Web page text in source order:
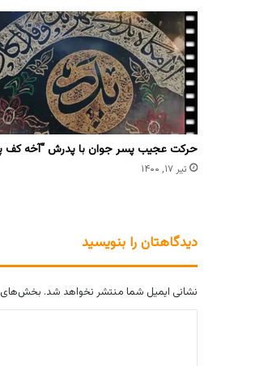
حرکت عجیب پسر جوان با پدرش “آخه کف
تیر ۱۷, ۱۴۰۰
دیدگاهتان را بنویسید
نشانی ایمیل شما منتشر نخواهد شد. بخش‌های